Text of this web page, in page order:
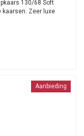
130/68 Soft
kaarsen. Zeer luxe
Aanbieding